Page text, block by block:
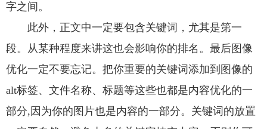
字之间。
此外，正文中一定要包含关键词，尤其是第一
段。从某种程度来讲这也会影响你的排名。最后图像
优化一定不要忘记。把你重要的关键词添加到图像的
alt标签、文件名称、标题等这些也都是内容优化的一
部分,因为你的图片也是内容的一部分。关键词的放置